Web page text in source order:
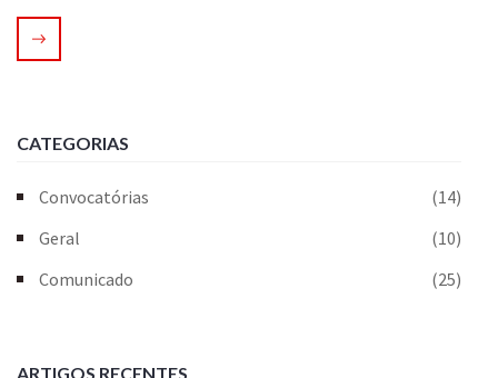
CATEGORIAS
Convocatórias
(14)
Geral
(10)
Comunicado
(25)
ARTIGOS RECENTES